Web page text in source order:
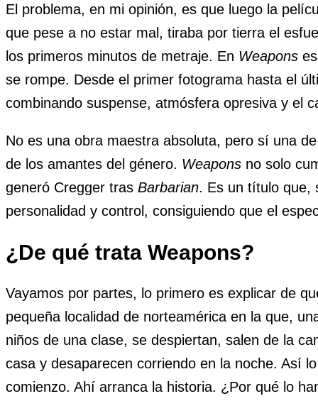
El problema, en mi opinión, es que luego la
que pese a no estar mal, tiraba por tierra el
los primeros minutos de metraje. En Weapons
se rompe. Desde el primer fotograma hasta el
combinando suspense, atmósfera opresiva y el
No es una obra maestra absoluta, pero sí una
de los amantes del género. Weapons no solo
generó Cregger tras Barbarian. Es un título que,
personalidad y control, consiguiendo que el
¿De qué trata Weapons?
Vayamos por partes, lo primero es explicar de
pequeña localidad de norteamérica en la que,
niños de una clase, se despiertan, salen de la
casa y desaparecen corriendo en la noche. Así
comienzo. Ahí arranca la historia. ¿Por qué lo